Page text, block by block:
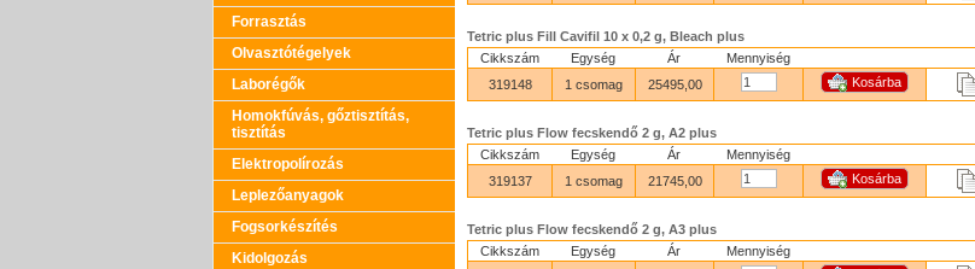
Forrasztás
Olvasztótégelyek
Laborégők
Homokfúvás, gőztisztítás,
tisztítás
Elektropolírozás
Leplezőanyagok
Fogsorkészítés
Kidolgozás
Tetric plus Fill Cavifil 10 x 0,2 g, Bleach plus
Cikkszám
Egység Ár
Mennyiség
319148
1 csomag 25495,00
Tetric plus Flow fecskendő 2 g, A2 plus
Cikkszám
Egység Ár
Mennyiség
319137
1 csomag 21745,00
Tetric plus Flow fecskendő 2 g, A3 plus
Cikkszám
Egység Ár
Mennyiség